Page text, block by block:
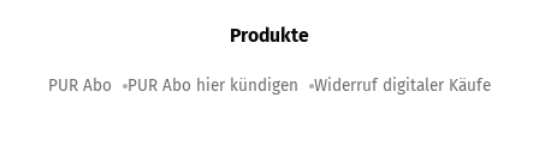
Produkte
PUR Abo PUR Abo hier kündigen Widerruf digitaler Käufe